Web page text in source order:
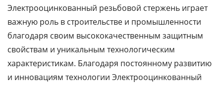
Электрооцинкованный резьбовой стержень играет
важную роль в строительстве и промышленности
благодаря своим высококачественным защитным
свойствам и уникальным технологическим
характеристикам. Благодаря постоянному развитию
и инновациям технологии Электрооцинкованный